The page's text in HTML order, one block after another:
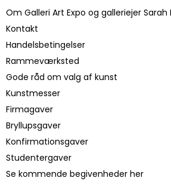
Om Galleri Art Expo og galleriejer Sarah
Kontakt
Handelsbetingelser
Rammeværksted
Gode råd om valg af kunst
Kunstmesser
Firmagaver
Bryllupsgaver
Konfirmationsgaver
Studentergaver
Se kommende begivenheder her